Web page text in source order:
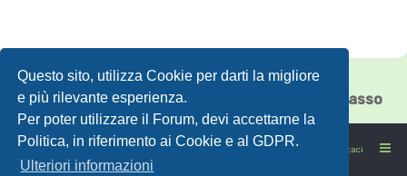
Questo sito, utilizza Cookie per darti la migliore
e più rilevante esperienza.
Per poter utilizzare il Forum, devi accettarne la
Politica, in riferimento ai Cookie e al GDPR.
Ulteriori informazioni
Correzione dell'Atlante• Emicrania
Cefalea tensiva•Vertigini Floating Chiasso
FORUMSANO: la salute non è l'assenza di malattia Contattaci